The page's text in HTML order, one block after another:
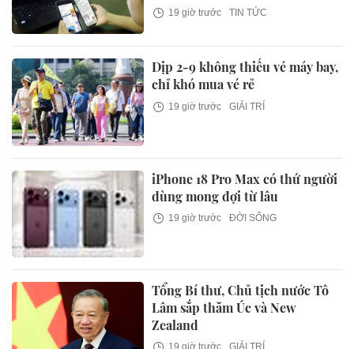
19 giờ trước TIN TỨC
Dịp 2-9 không thiếu vé máy bay,
chỉ khó mua vé rẻ
19 giờ trước GIẢI TRÍ
iPhone 18 Pro Max có thứ người
dùng mong đợi từ lâu
19 giờ trước ĐỜI SỐNG
Tổng Bí thư, Chủ tịch nước Tô
Lâm sắp thăm Úc và New
Zealand
19 giờ trước GIẢI TRÍ